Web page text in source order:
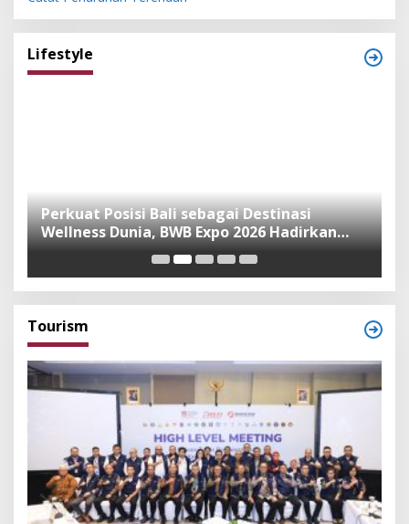
Lifestyle
Perkuat Posisi Bali sebagai Destinasi
Wellness Dunia, BWB Expo 2026 Hadirkan
Exhibitor Nasional dan Global
Tourism